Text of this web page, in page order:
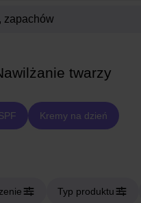
twarzy
Kremy na dzień
Typ produktu